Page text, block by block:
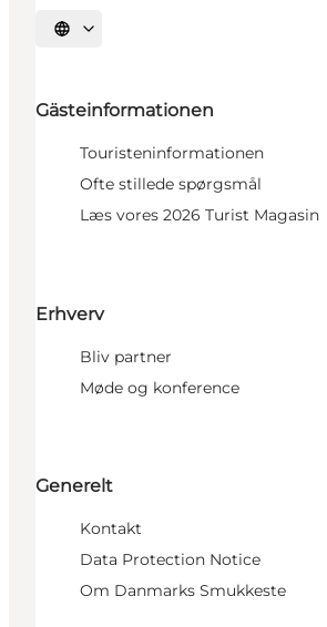
Sprache auswählen
Gästeinformationen
Touristeninformationen
Ofte stillede spørgsmål
Læs vores 2026 Turist Magasin
Erhverv
Bliv partner
Møde og konference
Generelt
Kontakt
Data Protection Notice
Om Danmarks Smukkeste